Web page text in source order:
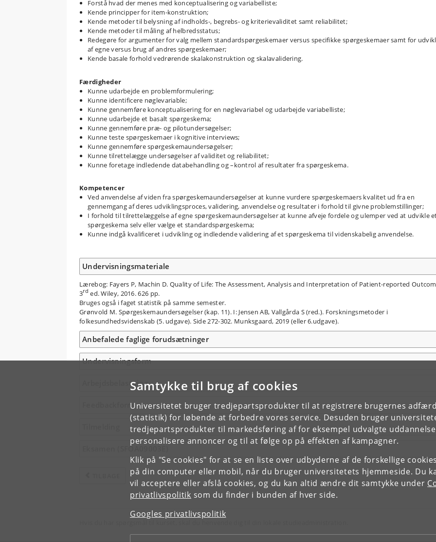
Samtykke til brug af cookies
Universitetet bruger tredjepartsprodukter til at registrere brugernes
(statistik) for løbende at forbedre vores service. Desuden bruger
tredjepartsprodukter til markedsføring af for eksempel udvalgte
personalisere annoncer og til at følge op på effekten af kampagner.
Klik på "Se cookies" for at se en liste over udbyderne af de forskellige
på din computer eller mobil, når du bruger universitetets hjemmeside. Du
vil acceptere eller afslå cookies, og du kan altid ændre dit samtykke under
privatlivspolitik som du finder i bunden af hver side.
Googles privatlivspolitik
Forstå hvad der menes med konceptualisering og variabelliste;
Kende principper for item-konstruktion;
Kende metoder til belysning af indholds-, begrebs- og kriterievaliditet samt reliabilitet;
Kende metoder til måling af helbredsstatus;
Redegøre for argumenter for valg mellem standardspørgeskemaer versus specifikke spørgeskemaer samt for
af egne versus brug af andres spørgeskemaer;
Kende basale forhold vedrørende skalakonstruktion og skalavalidering.
Færdigheder
Kunne udarbejde en problemformulering;
Kunne identificere nøglevariable;
Kunne gennemføre konceptualisering for en nøglevariabel og udarbejde variabelliste;
Kunne udarbejde et basalt spørgeskema;
Kunne gennemføre præ- og pilotundersøgelser;
Kunne teste spørgeskemaer i kognitive interviews;
Kunne gennemføre spørgeskemaundersøgelser;
Kunne tilrettelægge undersøgelser af validitet og reliabilitet;
Kunne foretage indledende databehandling og –kontrol af resultater fra spørgeskema.
Kompetencer
Ved anvendelse af viden fra spørgeskemaundersøgelser at kunne vurdere spørgeskemaers kvalitet ud fra en
gennemgang af deres udviklingsproces, validering, anvendelse og resultater i forhold til givne problemstillinger;
I forhold til tilrettelæggelse af egne spørgeskemaundersøgelser at kunne afveje fordele og ulemper ved at udvikle
spørgeskema selv eller vælge et standardspørgeskema;
Kunne indgå kvalificeret i udvikling og indledende validering af et spørgeskema til videnskabelig anvendelse.
Undervisningsmateriale
Lærebog: Fayers P, Machin D. Quality of Life: The Assessment, Analysis and Interpretation of Patient-reported
3rd ed. Wiley, 2016. 626 pp.
Bruges også i faget statistik på samme semester.
Grønvold M. Spørgeskemaundersøgelser (kap. 11). I: Jensen AB, Vallgårda S (red.). Forskningsmetoder i
folkesundhedsvidenskab (5. udgave). Side 272-302. Munksgaard, 2019 (eller 6.udgave).
Anbefalede faglige forudsætninger
Undervisningsform
Arbejdsbelastning
Feedbackform
Eksamen (SFOA09003E)